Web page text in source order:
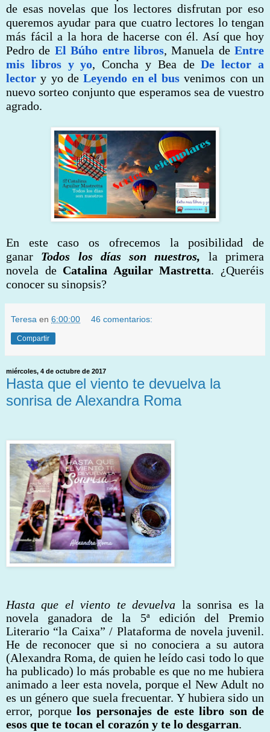
de esas novelas que los lectores disfrutan por eso
queremos ayudar para que cuatro lectores lo tengan
más fácil a la hora de hacerse con él. Así que hoy
Pedro de El Búho entre libros, Manuela de Entre
mis libros y yo, Concha y Bea deDe lector a
lector y yo de Leyendo en el bus venimos con un
nuevo sorteo conjunto que esperamos sea de vuestro
agrado.
En este caso os ofrecemos la posibilidad de
ganar Todos los días son nuestros, la primera
novela de Catalina Aguilar Mastretta. ¿Queréis
conocer su sinopsis?
Teresa en 6:00:00 46 comentarios:
Compartir
miércoles, 4 de octubre de 2017
Hasta que el viento te devuelva la
sonrisa de Alexandra Roma
Hasta que el viento te devuelva la sonrisa es la
novela ganadora de la 5ª edición del Premio
Literario “la Caixa” / Plataforma de novela juvenil.
He de reconocer que si no conociera a su autora
(Alexandra Roma, de quien he leído casi todo lo que
ha publicado) lo más probable es que no me hubiera
animado a leer esta novela, porque el New Adult no
es un género que suela frecuentar. Y hubiera sido un
error, porque los personajes de este libro son de
esos que te tocan el corazón y te lo desgarran.